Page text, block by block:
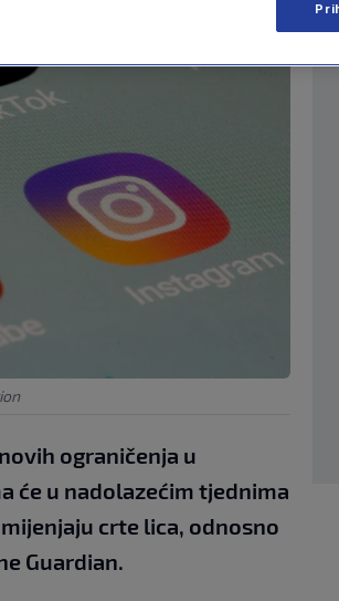
ograničenja u
će u nadolazećim tjednima
crte lica, odnosno
Guardian.